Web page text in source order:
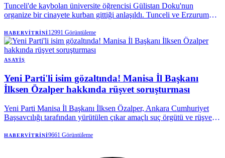
Tunceli'de kaybolan üniversite öğrencisi Gülistan Doku'nun
organize bir cinayete kurban gittiği anlaşıldı. Tunceli ve Erzurum
aralarında dönemin valisi Tuncay Sonel ile eşi Handan Sonel'in de
olduğu 25 kişi tutuklandı.
HABERVITRINI12991 Görüntüleme
ASAYIŞ
Yeni Parti'li isim gözaltında! Manisa İl Başkanı
İlksen Özalper hakkında rüşvet soruşturması
Yeni Parti Manisa İl Başkanı İlksen Özalper, Ankara Cumhuriyet
Başsavcılığı tarafından yürütülen çıkar amaçlı suç örgütü ve rüşvet
işlemlerinin ardından ifadesi alınmak üzere Ankara'ya götürüleceği
HABERVITRINI9661 Görüntüleme